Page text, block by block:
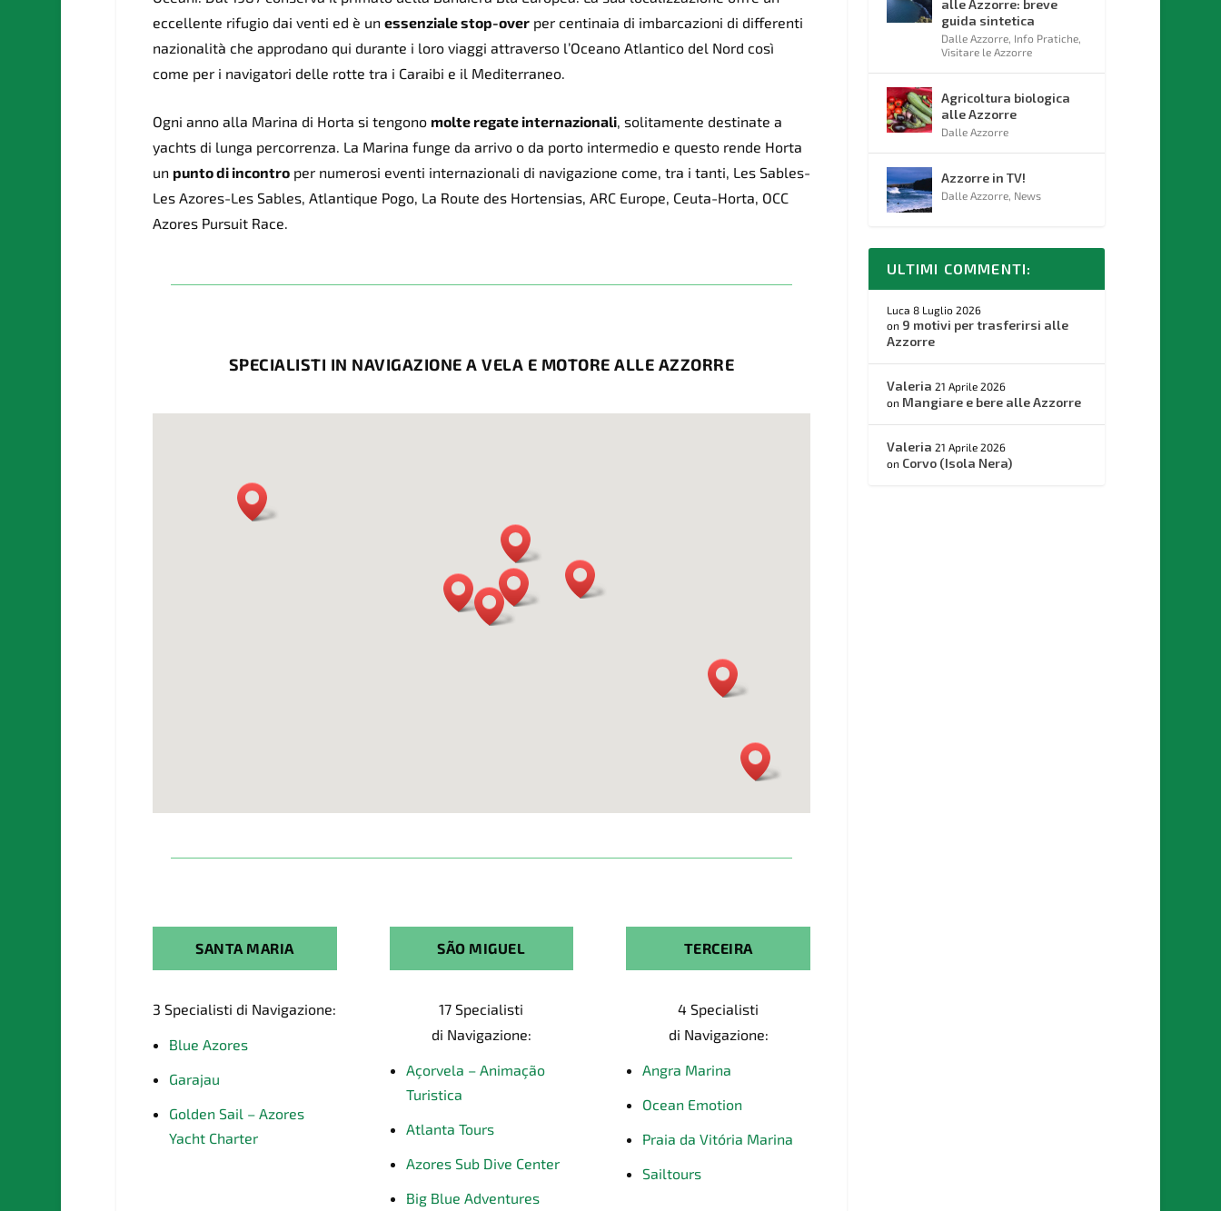
eccellente rifugio dai venti ed è un essenziale stop-overper centinaia di imbarcazioni di differenti
nazionalità che approdano qui durante i loro viaggi attraverso l’Oceano Atlantico del Nord così
come per i navigatori delle rotte tra i Caraibi e il Mediterraneo.
Ogni anno alla Marina di Horta si tengono molte regate internazionali, solitamente destinate a
yachts di lunga percorrenza. La Marina funge da arrivo o da porto intermedio e questo rende Horta
un punto di incontroper numerosi eventi internazionali di navigazione come, tra i tanti, Les Sables-
Les Azores-Les Sables, Atlantique Pogo, La Route des Hortensias, ARC Europe, Ceuta-Horta, OCC
Azores Pursuit Race.
SPECIALISTI IN NAVIGAZIONE A VELA E MOTORE ALLE AZZORRE
SANTA MARIA
3 Specialisti di Navigazione:
Blue Azores
Garajau
Golden Sail – Azores
Yacht Charter
SÃO MIGUEL
17 Specialisti
di Navigazione:
Açorvela – Animação
Turistica
Atlanta Tours
Azores Sub Dive Center
Big Blue Adventures
TERCEIRA
4 Specialisti
di Navigazione:
Angra Marina
Ocean Emotion
Praia da Vitória Marina
Sailtours
alle Azzorre: breve
guida sintetica
Dalle Azzorre Info Pratiche
Visitare le Azzorre
Agricoltura biologica
alle Azzorre
Dalle Azzorre
Azzorre in TV!
Dalle Azzorre News
ULTIMI COMMENTI:
Luca 8 Luglio 2026
on 9 motivi per trasferirsi alle
Azzorre
Valeria 21 Aprile 2026
on Mangiare e bere alle Azzorre
Valeria 21 Aprile 2026
on Corvo (Isola Nera)